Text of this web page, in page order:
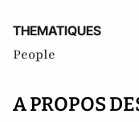
THEMATIQUES
People
A PROPOS